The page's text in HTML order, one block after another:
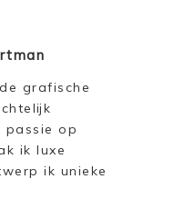
grafische
passie op
ik luxe
ik unieke